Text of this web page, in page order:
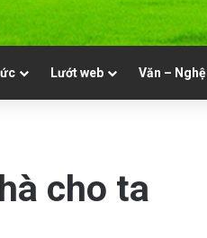
Lướt web Văn – Nghệ
cho ta